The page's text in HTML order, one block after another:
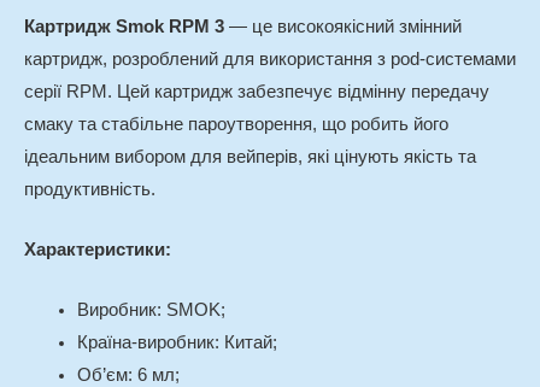
Картридж Smok RPM 3 — це високоякісний змінний
картридж, розроблений для використання з pod-системами
серії RPM. Цей картридж забезпечує відмінну передачу
смаку та стабільне пароутворення, що робить його
ідеальним вибором для вейперів, які цінують якість та
продуктивність.
Характеристики:
Виробник: SMOK;
Країна-виробник: Китай;
Об’єм: 6 мл;